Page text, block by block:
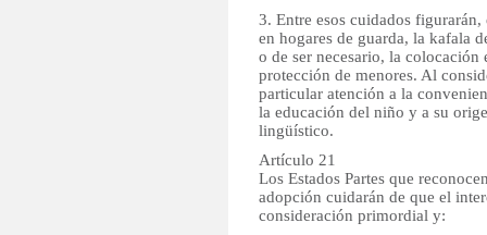
3. Entre esos cuidados
en hogares de guarda, la kafala
o de ser necesario, la colocación
protección de menores. Al
particular atención a la
la educación del niño y a su
lingüístico.
Artículo 21
Los Estados Partes que
adopción cuidarán de que el
consideración primordial y: